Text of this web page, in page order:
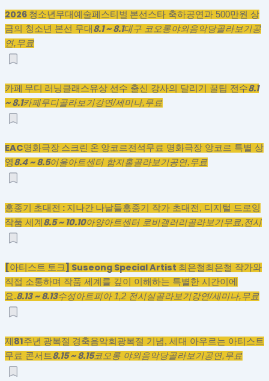
2026 청소년무대예술페스티벌 본선스타 축하공연과 500만원 상
금의 청소년 본선 무대 8.1 ~ 8.1대구 코오롱야외음악당골라보기공
연,무료
카페 무디 러닝클래스유상 선수 출신 강사의 달리기 꿀팁 전수8.1
~ 8.1카페무디골라보기강연/세미나,무료
EAC명화극장 스크린 온 앙코르전석무료 명화극장 앙코르 특별 상
영8.4 ~ 8.5어울아트센터 함지홀골라보기공연,무료
홍종기 초대전 : 지나간 나날들홍종기 작가 초대전, 디지털 드로잉
작품 세계 8.5 ~ 10.10아양아트센터 로비갤러리골라보기무료,전시
[아티스트 토크] Suseong Special Artist 최은철최은철 작가와
직접 소통하며 작품 세계를 깊이 이해하는 특별한 시간이에
요.8.13 ~ 8.13수성아트피아 1,2 전시실골라보기강연/세미나,무료
제81주년 광복절 경축음악회광복절 기념, 세대 아우르는 아티스트
무료 콘서트8.15 ~ 8.15코오롱 야외음악당골라보기공연,무료